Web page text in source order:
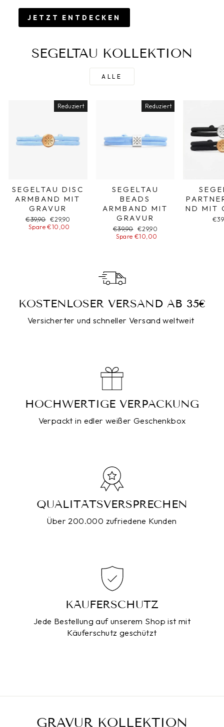
JETZT ENTDECKEN
SEGELTAU KOLLEKTION
ALLE
Reduziert
SEGELTAU DISC
ARMBAND MIT
GRAVUR
Normaler
Preis
€39,90 Sonderpreis
€29,90
Spare €10,00
Reduziert
SEGELTAU
BEADS
ARMBAND MIT
GRAVUR
Normaler
Preis
€39,90 Sonderpreis
€29,90
Spare €10,00
ND MIT
KOSTENLOSER VERSAND AB 35€
Versicherter und schneller Versand weltweit
HOCHWERTIGE VERPACKUNG
Verpackt in edler weißer Geschenkbox
QUALITÄTSVERSPRECHEN
Über 200.000 zufriedene Kunden
KÄUFERSCHUTZ
Jede Bestellung auf unserem Shop ist mit
Käuferschutz geschützt
GRAVUR KOLLEKTION